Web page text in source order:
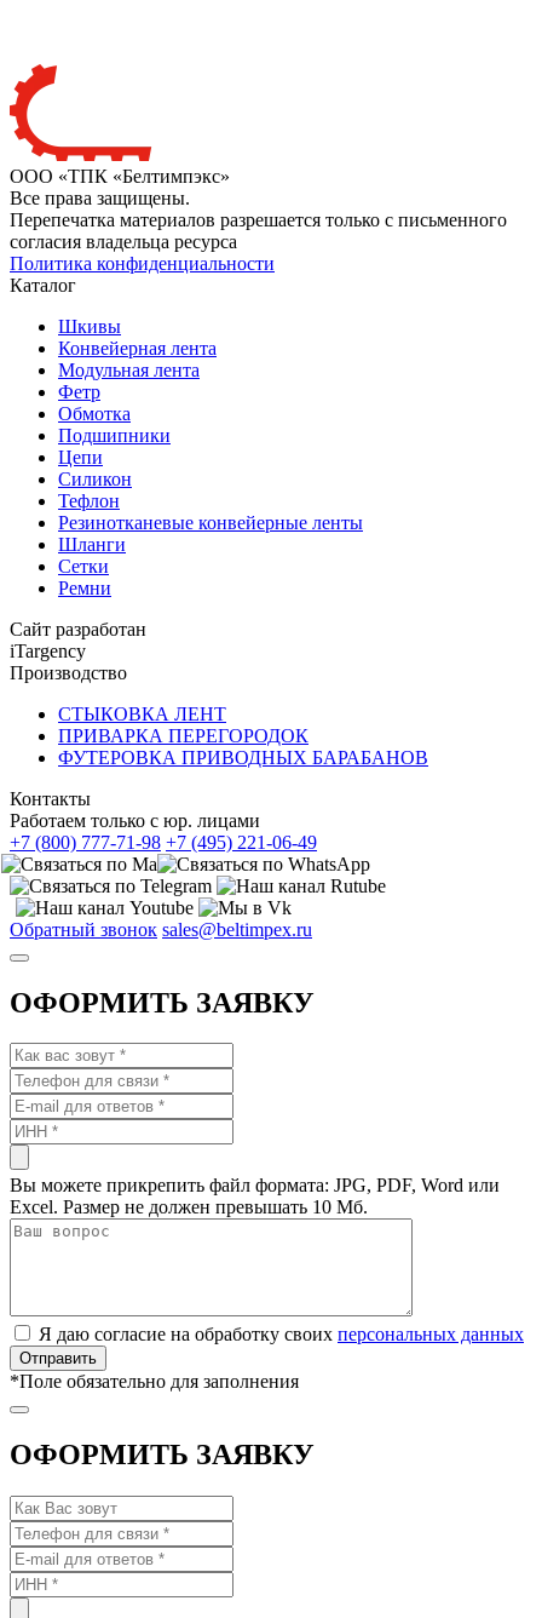
ООО «ТПК «Белтимпэкс»
Все права защищены.
Перепечатка материалов разрешается только с письменного
согласия владельца ресурса
Политика конфиденциальности
Каталог
Шкивы
Конвейерная лента
Модульная лента
Фетр
Обмотка
Подшипники
Цепи
Силикон
Тефлон
Резинотканевые конвейерные ленты
Шланги
Сетки
Ремни
Сайт разработан
iTargency
Производство
СТЫКОВКА ЛЕНТ
ПРИВАРКА ПЕРЕГОРОДОК
ФУТЕРОВКА ПРИВОДНЫХ БАРАБАНОВ
Контакты
Работаем только с юр. лицами
+7 (800) 777-71-98 +7 (495) 221-06-49
Обратный звонок sales@beltimpex.ru
ОФОРМИТЬ ЗАЯВКУ
Вы можете прикрепить файл формата: JPG, PDF, Word или
Excel. Размер не должен превышать 10 Мб.
Я даю согласие на обработку своих персональных данных
*Поле обязательно для заполнения
ОФОРМИТЬ ЗАЯВКУ